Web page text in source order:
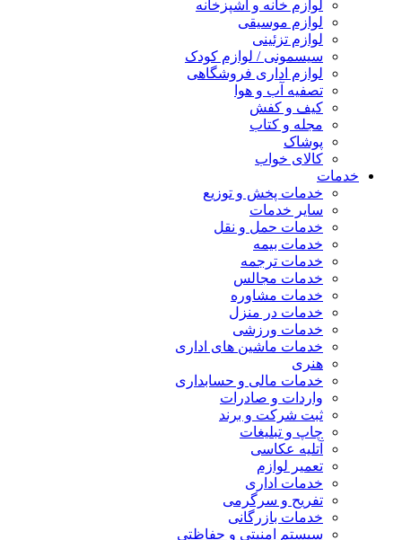
لوازم خانه و آشپزخانه
لوازم موسیقی
لوازم تزئینی
سیسمونی / لوازم کودک
لوازم اداری فروشگاهی
تصفیه آب و هوا
کیف و کفش
مجله و کتاب
پوشاک
کالای خواب
خدمات
خدمات پخش و توزیع
سایر خدمات
خدمات حمل و نقل
خدمات بیمه
خدمات ترجمه
خدمات مجالس
خدمات مشاوره
خدمات در منزل
خدمات ورزشی
خدمات ماشین های اداری
هنری
خدمات مالی و حسابداری
واردات و صادرات
ثبت شرکت و برند
چاپ و تبلیغات
آتلیه عکاسی
تعمیر لوازم
خدمات اداری
تفریح و سرگرمی
خدمات بازرگانی
سیستم امنیتی و حفاظتی